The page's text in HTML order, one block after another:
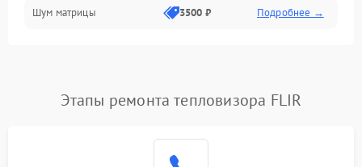
Проблемы питания
Сбои коммуникаций и интерфейсов
Шум матрицы 3500 ₽ Подробнее →
Этапы ремонта тепловизора FLIR